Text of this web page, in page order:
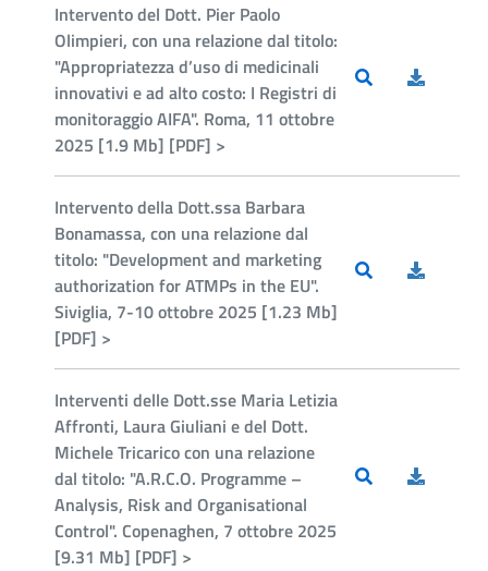
Intervento del Dott. Pier Paolo
Olimpieri, con una relazione dal titolo:
"Appropriatezza d’uso di medicinali
innovativi e ad alto costo: I Registri di
monitoraggio AIFA". Roma, 11 ottobre
2025 [1.9 Mb] [PDF] >
Intervento della Dott.ssa Barbara
Bonamassa, con una relazione dal
titolo: "Development and marketing
authorization for ATMPs in the EU".
Siviglia, 7-10 ottobre 2025 [1.23 Mb]
[PDF] >
Interventi delle Dott.sse Maria Letizia
Affronti, Laura Giuliani e del Dott.
Michele Tricarico con una relazione
dal titolo: "A.R.C.O. Programme –
Analysis, Risk and Organisational
Control". Copenaghen, 7 ottobre 2025
[9.31 Mb] [PDF] >